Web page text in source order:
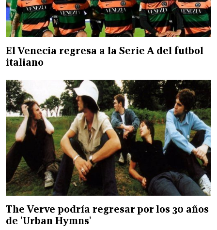
El Venecia regresa a la Serie A del futbol
italiano
The Verve podría regresar por los 30 años
de 'Urban Hymns'